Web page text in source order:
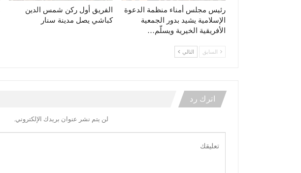
رئيس مجلس أمناء منظمة الدعوة
الإسلامية يشيد بدور الجمعية
الأفريقية الخيرية ويسلّم…
الفريق أول ركن شمس الدين
كباشي يصل مدينة سنار
السابق التالي
اترك رد
لن يتم نشر عنوان بريدك الإلكتروني.